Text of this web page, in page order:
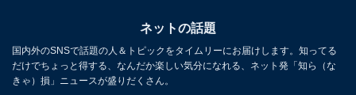
ネットの話題
国内外のSNSで話題の人＆トピックをタイムリーにお届けします。知ってる
だけでちょっと得する、なんだか楽しい気分になれる、ネット発「知ら（な
きゃ）損」ニュースが盛りだくさん。